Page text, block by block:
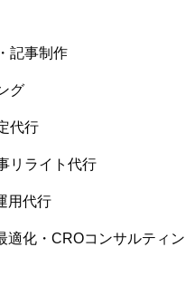
記事制作
グ
代行
リライト代行
用代行
適化・CROコンサルティン